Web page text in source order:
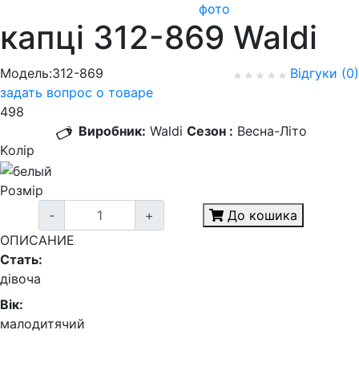
фото
капці 312-869 Waldi
Модель:312-869
Відгуки (0)
задать вопрос о товаре
498
Виробник: Waldi Сезон : Весна-Літо
Kолір
Розмір
-
+
До кошика
ОПИСАНИЕ
Стать:
дівоча
Вік:
малодитячий